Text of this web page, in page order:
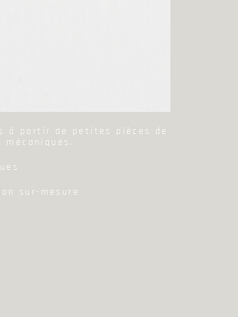
à partir de petites pièces de
sur-mesure